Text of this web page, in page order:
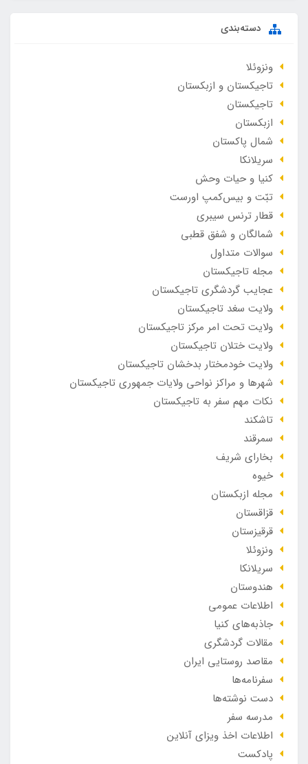
دسته‌بندی
ونزوئلا
تاجیکستان و ازبکستان
تاجیکستان
ازبکستان
شمال پاکستان
سریلانکا
کنیا و حیات وحش
تبّت و بیس‌کمپ اورست
قطار ترنس سیبری
شمالگان و شفق قطبی
سوالات متداول
مجله تاجیکستان
عجایب گردشگری تاجیکستان
ولایت سغد تاجیکستان
ولایت تحت امر مرکز تاجیکستان
ولایت ختلان تاجیکستان
ولایت خودمختار بدخشان تاجیکستان
شهرها و مراکز نواحی ولایات جمهوری تاجیکستان
نکات مهم سفر به تاجیکستان
تاشکند
سمرقند
بخارای شریف
خیوه
مجله ازبکستان
قزاقستان
قرقیزستان
ونزوئلا
سریلانکا
هندوستان
اطلاعات عمومی
جاذبه‌های کنیا
مقالات گردشگری
مقاصد روستایی ایران
سفرنامه‌ها
دست نوشته‌ها
مدرسه سفر
اطلاعات اخذ ویزای آنلاین
پادکست